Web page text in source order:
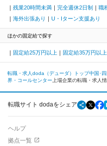
残業20時間未満
完全週休2日制 職
海外出張あり
U・Iターン支援あり
ほかの固定給で探す
固定給25万円以上 固定給35万円以上
転職・求人doda（デューダ）トップ中国･四
界・コールセンター 上場企業の転職・求人
転職サイト dodaをシェア
ヘルプ
拠点一覧